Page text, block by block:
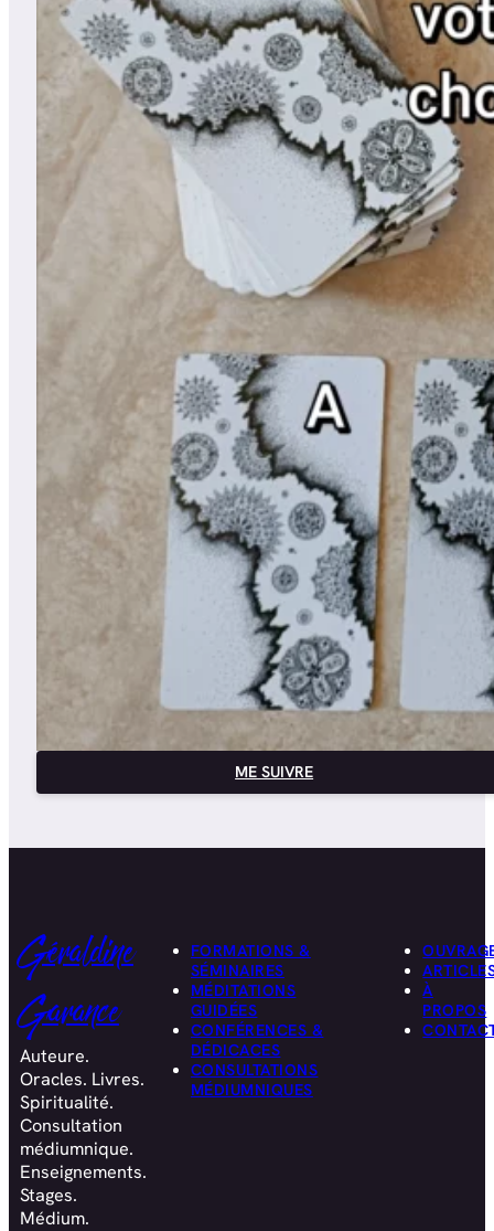
ME SUIVRE
Géraldine
Garance
Auteure.
Oracles. Livres.
Spiritualité.
Consultation
médiumnique.
Enseignements.
Stages.
Médium.
FORMATIONS &
SÉMINAIRES
MÉDITATIONS
GUIDÉES
CONFÉRENCES &
DÉDICACES
CONSULTATIONS
MÉDIUMNIQUES
À
PROPOS